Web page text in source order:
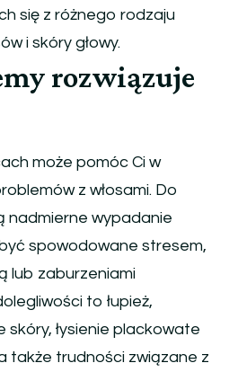
się z różnego rodzaju
i skóry głowy.
rozwiązuje
może pomóc Ci w
z włosami. Do
nadmierne wypadanie
spowodowane stresem,
lub zaburzeniami
to łupież,
skóry, łysienie plackowate
także trudności związane z